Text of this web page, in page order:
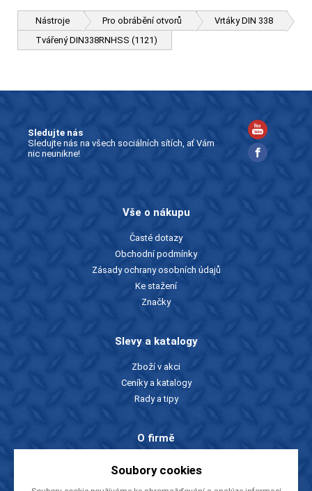
Nástroje Pro obrábění otvorů
Vrtáky DIN 338
Tvářený DIN338RNHSS (1121)
Sledujte nás
Sledujte nás na všech sociálních sítích, ať Vám
nic neunikne!
Vše o nákupu
Časté dotazy
Obchodní podmínky
Zásady ochrany osobních údajů
Ke stažení
Značky
Slevy a katalogy
Zboží v akci
Ceníky a katalogy
Rady a tipy
O firmě
Kontakty
Soubory cookies